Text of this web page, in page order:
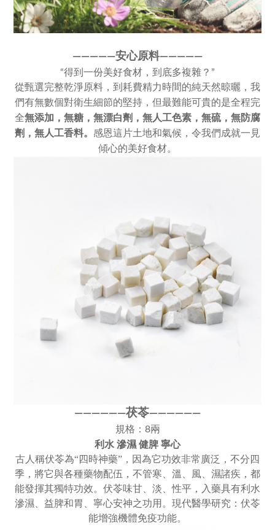
—————安心原料—————
“得到一份美好食材，到底多複雜？”
從甄選完整乾淨原料，到耗費精力時間的純天然晾曬，我
們有無數個對衛生細節的堅持，但最難能可貴的是全程完
全無添加， 無糖，無漂白劑，無人工色素， 無硫，無防腐
劑，無人工香料。 感恩這片土地和氣候，令我們成就一見
傾心的美好食材。
——————茯苓——————
規格：8兩
利水 滲濕 健脾 寧心
古人稱伏苓為“四時神藥”，因為它功效非常廣泛，不分四
季，將它與各種藥物配伍，不管寒、溫、風、濕諸疾，都
能發揮其獨特功效。伏苓味甘、淡、性平，入藥具有利水
滲濕、益脾和胃、寧心安神之功用。現代醫學研究：伏苓
能增強機體免疫功能。